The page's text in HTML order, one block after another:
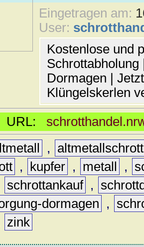
Eingetragen am:
User:
Kostenlose und
Dormagen |
Klüngelskerlen
URL:
,
altmetallschrott
, kupfer , metall ,
schrottankauf ,
dormagen
,
zink